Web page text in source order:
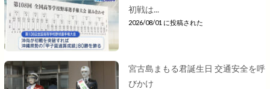
初戦は...
2026/08/01 に投稿された
宮古島まもる君誕生日 交通安全を呼
びかけ